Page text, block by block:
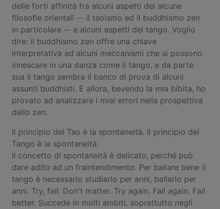
delle forti affinità fra alcuni aspetti dei alcune
filosofie orientali -- il taoismo ed il buddhismo zen
in particolare -- e alcuni aspetti del tango. Voglio
dire: il buddhismo zen offre una chiave
interpretativa ad alcuni meccanismi che si possono
innescare in una danza come il tango, e da parte
sua il tango sembra il banco di prova di alcuni
assunti buddhisti. E allora, bevendo la mia bibita, ho
provato ad analizzare i miei errori nella prospettiva
dello zen.
Il principio del Tao è la spontaneità. Il principio del
Tango è la spontaneità.
Il concetto di spontaneità è delicato, perché può
dare adito ad un fraintendimento. Per ballare bene il
tango è necessario studiarlo per anni, ballarlo per
anni. Try, fail. Don't matter. Try again. Fail again. Fail
better. Succede in molti ambiti, soprattutto negli